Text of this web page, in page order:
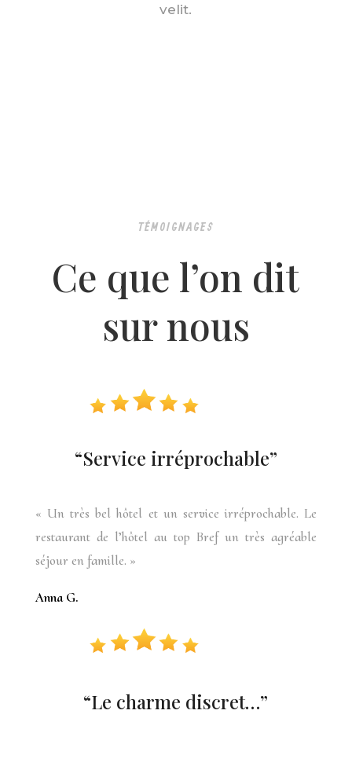
velit.
TÉMOIGNAGES
Ce que l’on dit
sur nous
“Service irréprochable”
« Un très bel hôtel et un service irréprochable. Le
restaurant de l’hôtel au top Bref un très agréable
séjour en famille. »
Anna G.
“Le charme discret…”